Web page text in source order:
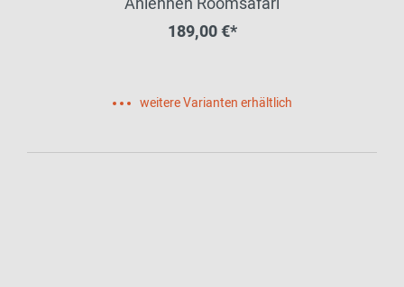
189,00 €*
weitere Varianten erhältlich